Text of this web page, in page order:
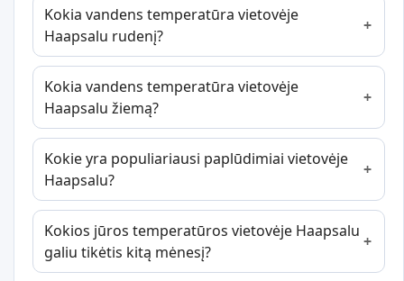
Kokia vandens temperatūra vietovėje
Haapsalu rudenį?
Kokia vandens temperatūra vietovėje
Haapsalu žiemą?
Kokie yra populiariausi paplūdimiai vietovėje
Haapsalu?
Kokios jūros temperatūros vietovėje Haapsalu
galiu tikėtis kitą mėnesį?